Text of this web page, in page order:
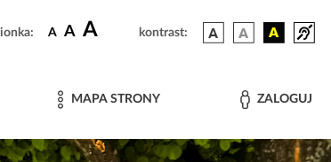
A A A kontrast:
MAPA STRONY ZALOGUJ